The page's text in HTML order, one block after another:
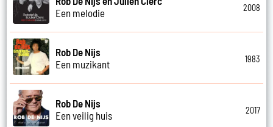
Een melodie
2008
Rob De Nijs
Een muzikant
1983
Rob De Nijs
Een veilig huis
2017